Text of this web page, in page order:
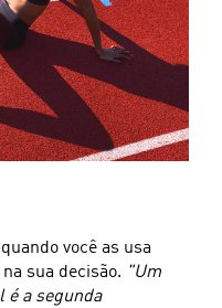
você as usa
sua decisão. "Um
é a segunda